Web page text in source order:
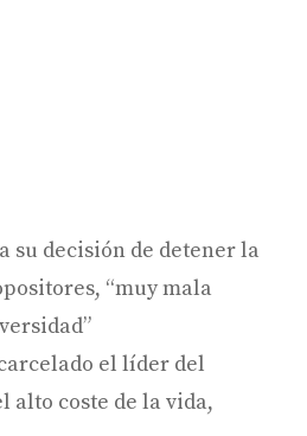
su decisión de detener la
“muy mala
el líder del
alto coste de la vida,